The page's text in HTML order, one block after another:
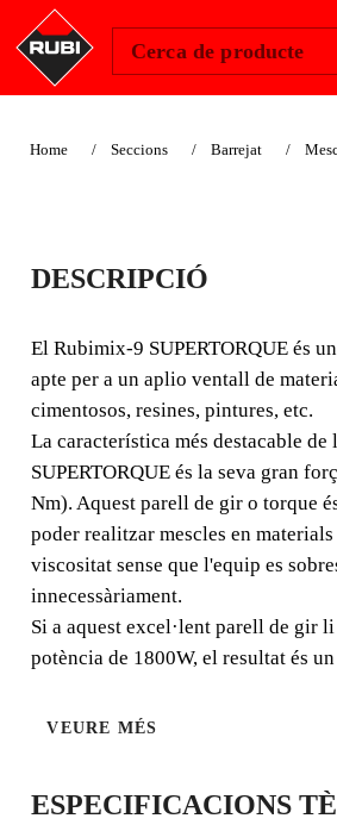
Cerca de producte
Home Seccions Barrejat
MESCLADOR
ELÈCTRIC
RUBIMIX-9
MESCLADOR
POLIVALENT,
ADHESIUS
RESINES,
ALTRES
El Rubimix-9 SUPERTORQUE és
cimentosos, resines, pintures, etc.
DESCRIPCIÓ
El Rubimix-9 SUPERTORQUE és
apte per a un aplio ventall de
cimentosos, resines, pintures, etc.
La característica més destacable
SUPERTORQUE és la seva gran
Nm). Aquest parell de gir o torque
poder realitzar mescles en
viscositat sense que l'equip es
innecessàriament.
Si a aquest excel·lent parell de gir
potència de 1800W, el resultat és
VEURE MÉS
ESPECIFICACIONS